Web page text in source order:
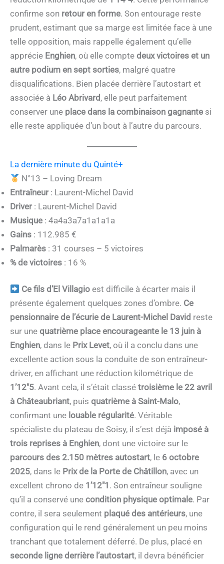
confirme son retour en forme. Son entourage reste
prudent, estimant que sa marge est limitée face à une
telle opposition, mais rappelle également qu’elle
apprécie Enghien, où elle compte deux victoires et un
autre podium en sept sorties, malgré quatre
disqualifications. Bien placée derrière l’autostart et
associée à Léo Abrivard, elle peut parfaitement
conserver une place dans la combinaison gagnante si
elle reste appliquée d’un bout à l’autre du parcours.
La dernière minute du Quinté+
N°13 – Loving Dream
Entraîneur: Laurent-Michel David
Driver: Laurent-Michel David
Musique : 4a4a3a7a1a1a1a
Gains : 112.985 €
Palmarès : 31 courses – 5 victoires
% de victoires : 16 %
Ce fils d’El Villagio est difficile à écarter mais il
présente également quelques zones d’ombre. Ce
pensionnaire de l’écurie de Laurent-Michel David reste
sur une quatrième place encourageante le 13 juin à
Enghien, dans le Prix Levet, où il a conclu dans une
excellente action sous la conduite de son entraîneur-
driver, en affichant une réduction kilométrique de
1’12″5. Avant cela, il s’était classé troisième le 22 avril
à Châteaubriant, puis quatrième à Saint-Malo,
confirmant une louable régularité. Véritable
spécialiste du plateau de Soisy, il s’est déjà imposé à
trois reprises à Enghien, dont une victoire sur le
parcours des 2.150 mètres autostart, le 6 octobre
2025, dans le Prix de la Porte de Châtillon, avec un
excellent chrono de 1’12″1 . Son entraîneur souligne
qu’il a conservé une condition physique optimale. Par
contre, il sera seulement plaqué des antérieurs, une
configuration qui le rend généralement un peu moins
tranchant que totalement déferré. De plus, placé en
seconde ligne derrière l’autostart, il devra bénéficier